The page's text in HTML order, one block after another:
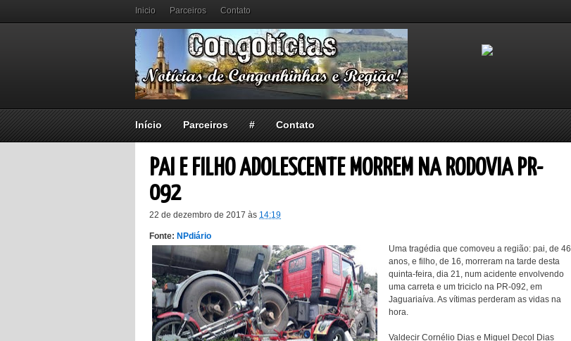
Inicio Parceiros Contato
Início Parceiros # Contato
PAI E FILHO ADOLESCENTE MORREM NA RODOVIA PR-
092
22 de dezembro de 2017 às 14:19
Fonte: NPdiário
Uma tragédia que comoveu a região: pai, de 46
anos, e filho, de 16, morreram na tarde desta
quinta-feira, dia 21, num acidente envolvendo
uma carreta e um triciclo na PR-092, em
Jaguariaíva. As vítimas perderam as vidas na
hora.
Valdecir Cornélio Dias e Miguel Decol Dias